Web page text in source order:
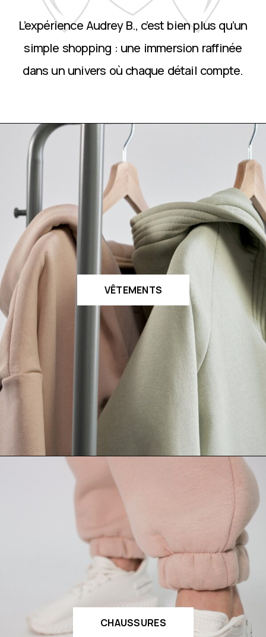
L’expérience Audrey B., c’est bien plus qu’un
simple shopping : une immersion raffinée
dans un univers où chaque détail compte.
VÊTEMENTS
CHAUSSURES